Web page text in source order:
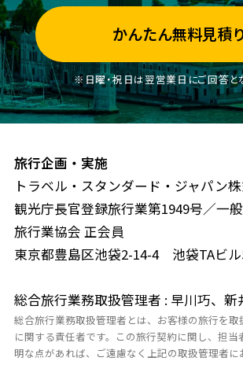
かんたん無料見積
※日曜・祝日は翌営業日にご回答と
旅行企画・実施
トラベル・スタンダード・ジャパン
観光庁長官登録旅行業第1949号／一
旅行業協会 正会員
東京都豊島区池袋2-14-4 池袋TAビ
総合旅行業務取扱管理者 : 早川巧、新
総合旅行業務取扱管理者とは、お客様の旅行を取
に関する責任者です。この旅行契約に関し、担当
明な点があれば、ご遠慮なく上記の取扱管理者に